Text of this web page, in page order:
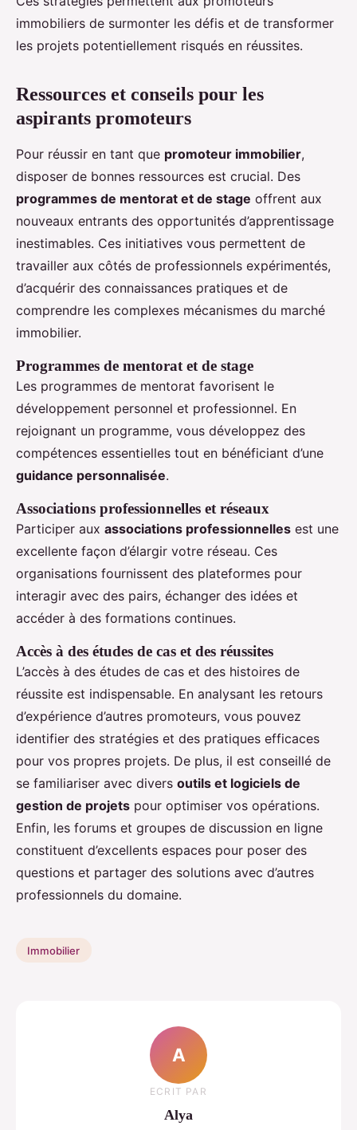
immobiliers de surmonter les défis et de transformer
les projets potentiellement risqués en réussites.
Ressources et conseils pour les
aspirants promoteurs
Pour réussir en tant que promoteur immobilier,
disposer de bonnes ressources est crucial. Des
programmes de mentorat et de stage offrent aux
nouveaux entrants des opportunités d’apprentissage
inestimables. Ces initiatives vous permettent de
travailler aux côtés de professionnels expérimentés,
d’acquérir des connaissances pratiques et de
comprendre les complexes mécanismes du marché
immobilier.
Programmes de mentorat et de stage
Les programmes de mentorat favorisent le
développement personnel et professionnel. En
rejoignant un programme, vous développez des
compétences essentielles tout en bénéficiant d’une
guidance personnalisée.
Associations professionnelles et réseaux
Participer aux associations professionnelles est une
excellente façon d’élargir votre réseau. Ces
organisations fournissent des plateformes pour
interagir avec des pairs, échanger des idées et
accéder à des formations continues.
Accès à des études de cas et des réussites
L’accès à des études de cas et des histoires de
réussite est indispensable. En analysant les retours
d’expérience d’autres promoteurs, vous pouvez
identifier des stratégies et des pratiques efficaces
pour vos propres projets. De plus, il est conseillé de
se familiariser avec divers outils et logiciels de
gestion de projets pour optimiser vos opérations.
Enfin, les forums et groupes de discussion en ligne
constituent d’excellents espaces pour poser des
questions et partager des solutions avec d’autres
professionnels du domaine.
Immobilier
A
ECRIT PAR
Alya